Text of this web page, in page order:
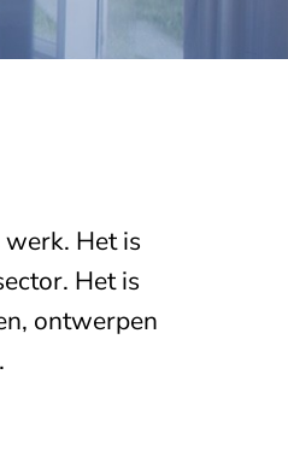
Het is
Het is
ontwerpen